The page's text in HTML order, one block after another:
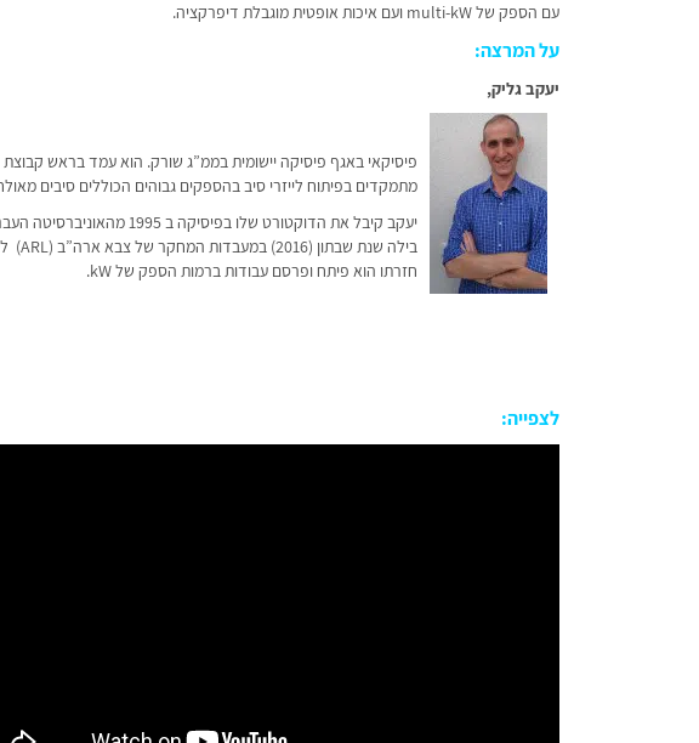
עם הספק של multi-kW ועם איכות אופטית מוגבלת דיפרקציה.
על המרצה:
יעקב גליק,
פיסיקאי באגף פיסיקה יישומית בממ”ג שורק. הוא עמד בראש
מתמקדים בפיתוח לייזרי סיב בהספקים גבוהים הכוללים סיבים
יעקב קיבל את הדוקטורט שלו
חזרתו הוא פיתח ופרסם עבודות ברמות הספק של kW.
לצפייה: